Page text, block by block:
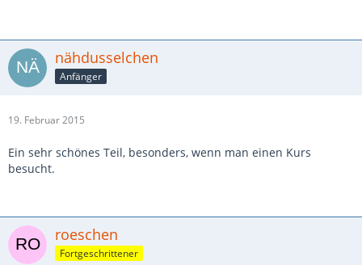
nähdusselchen
Anfänger
19. Februar 2015
Ein sehr schönes Teil, besonders, wenn man einen Kurs
besucht.
roeschen
Fortgeschrittener